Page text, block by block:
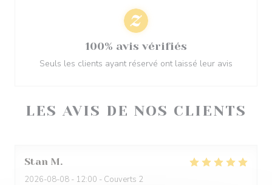
LES AVIS DE NOS CLIENTS
Stan M
2026-08-08 - 12:00 - Couverts 2
100% avis vérifiés
Seuls les clients ayant réservé ont laissé leur avis